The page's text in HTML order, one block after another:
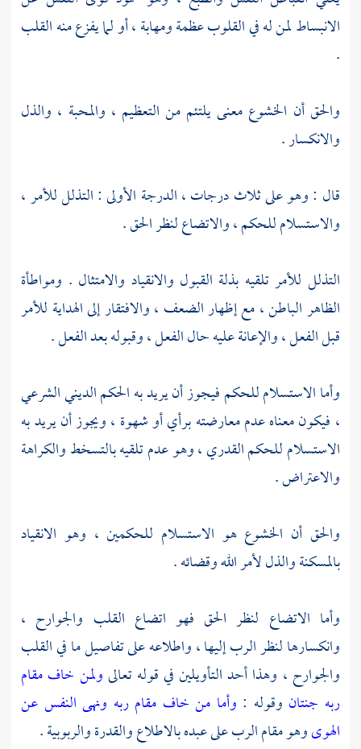
الانبساط لمن له في القلوب عظمة ومهابة ، أو لما يفزع منه القلب
.
والحق أن الخشوع معنى يلتئم من التعظيم ، والمحبة ، والذل
والانكسار .
قال : وهو على ثلاث درجات ، الدرجة الأولى : التذلل للأمر ،
والاستسلام للحكم ، والاتضاع لنظر الحق .
التذلل للأمر تلقيه بذلة القبول والانقياد والامتثال . ومواطأة
الظاهر الباطن ، مع إظهار الضعف ، والافتقار إلى الهداية للأمر
قبل الفعل ، والإعانة عليه حال الفعل ، وقبوله بعد الفعل .
وأما الاستسلام للحكم فيجوز أن يريد به الحكم الديني الشرعي
، فيكون معناه عدم معارضته برأي أو شهوة ، ويجوز أن يريد به
الاستسلام للحكم القدري ، وهو عدم تلقيه بالتسخط والكراهة
والاعتراض .
والحق أن الخشوع هو الاستسلام للحكمين ، وهو الانقياد
بالمسكنة والذل لأمر الله وقضائه .
وأما الاتضاع لنظر الحق فهو اتضاع القلب والجوارح ،
وانكسارها لنظر الرب إليها ، واطلاعه على تفاصيل ما في القلب
والجوارح ، وهذا أحد التأويلين في قوله تعالىولمن خاف مقام
ربه جنتان وقوله : وأما من خاف مقام ربه ونهى النفس عن
الهوىوهو مقام الرب على عبده بالاطلاع والقدرة والربوبية .